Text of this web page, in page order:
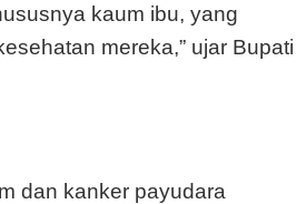
kaum ibu, yang
mereka,” ujar Bupati
dan kanker payudara